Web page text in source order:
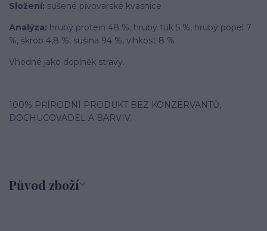
Složení: sušené pivovarské kvasnice
Analýza: hrubý protein 48 %, hrubý tuk 5 %, hrubý popel 7
%, škrob 4,8 %, sušina 94 %, vlhkost 8 %
Vhodné jako doplněk stravy.
100% PŘÍRODNÍ PRODUKT BEZ KONZERVANTŮ,
DOCHUCOVADEL A BARVIV.
Původ zboží